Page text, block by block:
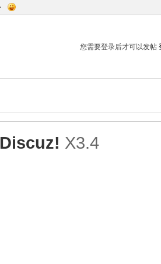
您需要登录后才可以发帖
Discuz! X3.4